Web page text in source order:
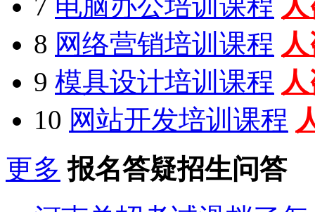
8 网络营销培训课程
9 模具设计培训课程
10 网站开发培训课程
更多 报名答疑招生问答